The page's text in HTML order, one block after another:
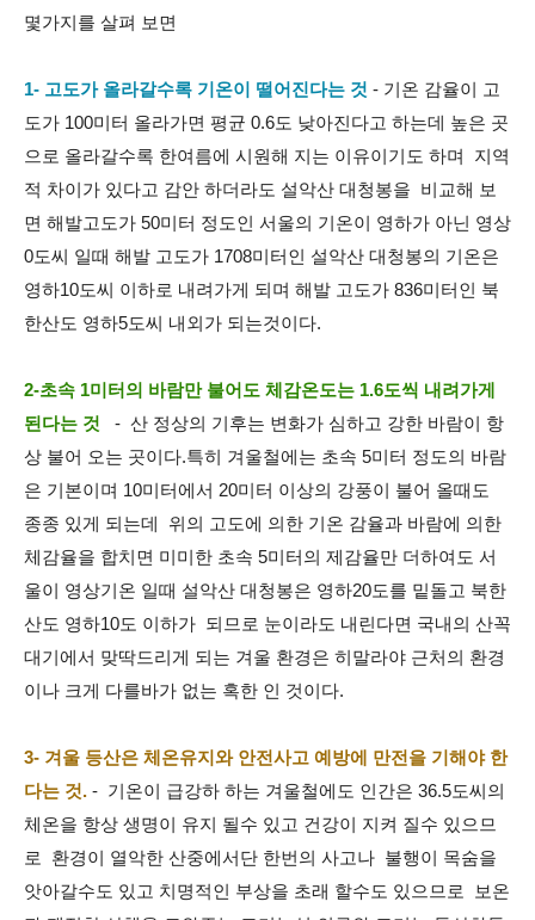
몇가지를 살펴 보면
1- 고도가 올라갈수록 기온이 떨어진다는 것 - 기온 감율이 고
도가 100미터 올라가면 평균 0.6도 낮아진다고 하는데 높은 곳
으로 올라갈수록 한여름에 시원해 지는 이유이기도 하며 지역
적 차이가 있다고 감안 하더라도 설악산 대청봉을 비교해 보
면 해발고도가 50미터 정도인 서울의 기온이 영하가 아닌 영상
0도씨 일때 해발 고도가 1708미터인 설악산 대청봉의 기온은
영하10도씨 이하로 내려가게 되며 해발 고도가 836미터인 북
한산도 영하5도씨 내외가 되는것이다.
2-초속 1미터의 바람만 불어도 체감온도는 1.6도씩 내려가게
된다는 것
- 산 정상의 기후는 변화가 심하고 강한 바람이 항
상 불어 오는 곳이다.특히 겨울철에는 초속 5미터 정도의 바람
은 기본이며 10미터에서 20미터 이상의 강풍이 불어 올때도
종종 있게 되는데 위의 고도에 의한 기온 감율과 바람에 의한
체감율을 합치면 미미한 초속 5미터의 제감율만 더하여도 서
울이 영상기온 일때 설악산 대청봉은 영하20도를 밑돌고 북한
산도 영하10도 이하가 되므로 눈이라도 내린다면 국내의 산꼭
대기에서 맞딱드리게 되는 겨울 환경은 히말라야 근처의 환경
이나 크게 다를바가 없는 혹한 인 것이다.
3- 겨울 등산은 체온유지와 안전사고 예방에 만전을 기해야 한
다는 것. - 기온이 급강하 하는 겨울철에도 인간은 36.5도씨의
체온을 항상 생명이 유지 될수 있고 건강이 지켜 질수 있으므
로 환경이 열악한 산중에서단 한번의 사고나 불행이 목숨을
앗아갈수도 있고 치명적인 부상을 초래 할수도 있으므로 보온